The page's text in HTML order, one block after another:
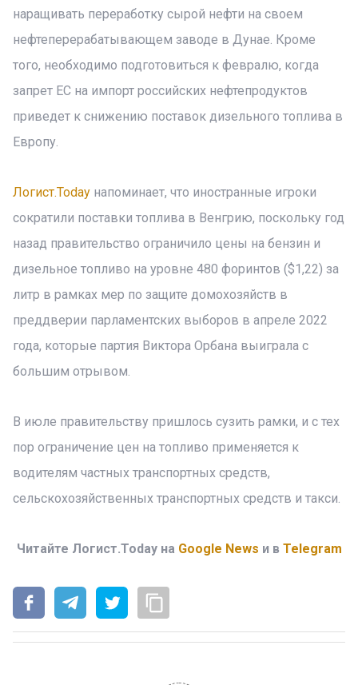
наращивать переработку сырой нефти на своем
нефтеперерабатывающем заводе в Дунае. Кроме
того, необходимо подготовиться к февралю, когда
запрет ЕС на импорт российских нефтепродуктов
приведет к снижению поставок дизельного топлива в
Европу.
Логист.Today напоминает, что иностранные игроки
сократили поставки топлива в Венгрию, поскольку год
назад правительство ограничило цены на бензин и
дизельное топливо на уровне 480 форинтов ($1,22) за
литр в рамках мер по защите домохозяйств в
преддверии парламентских выборов в апреле 2022
года, которые партия Виктора Орбана выиграла с
большим отрывом.
В июле правительству пришлось сузить рамки, и с тех
пор ограничение цен на топливо применяется к
водителям частных транспортных средств,
сельскохозяйственных транспортных средств и такси.
Читайте Логист.Today на Google News и в Telegram